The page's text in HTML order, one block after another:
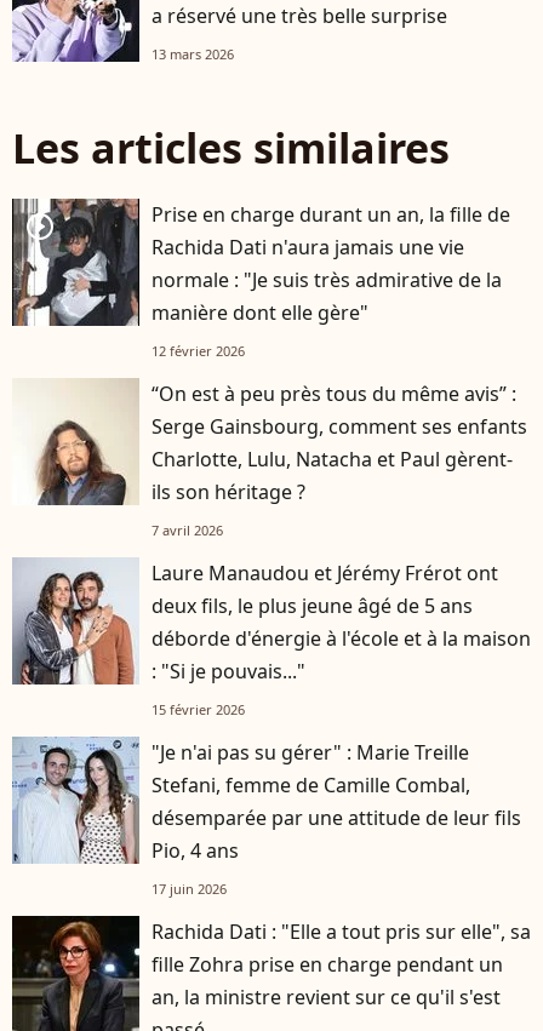
a réservé une très belle surprise
13 mars 2026
Les articles similaires
player2
Prise en charge durant un an, la fille de
Rachida Dati n'aura jamais une vie
normale : "Je suis très admirative de la
manière dont elle gère"
12 février 2026
“On est à peu près tous du même avis” :
Serge Gainsbourg, comment ses enfants
Charlotte, Lulu, Natacha et Paul gèrent-
ils son héritage ?
7 avril 2026
Laure Manaudou et Jérémy Frérot ont
deux fils, le plus jeune âgé de 5 ans
déborde d'énergie à l'école et à la maison
: "Si je pouvais..."
15 février 2026
"Je n'ai pas su gérer" : Marie Treille
Stefani, femme de Camille Combal,
désemparée par une attitude de leur fils
Pio, 4 ans
17 juin 2026
Rachida Dati : "Elle a tout pris sur elle", sa
fille Zohra prise en charge pendant un
an, la ministre revient sur ce qu'il s'est